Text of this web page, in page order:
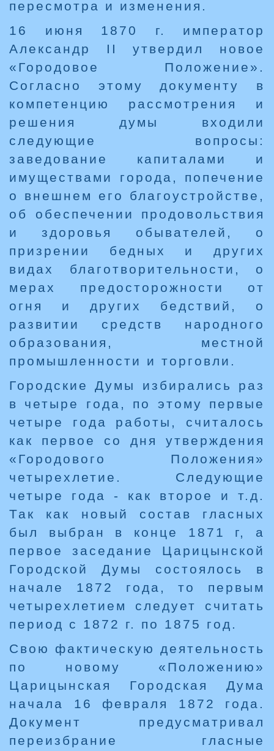
пересмотра и изменения.
16 июня 1870 г. император
Александр II утвердил новое
«Городовое Положение».
Согласно этому документу в
компетенцию рассмотрения и
решения думы входили
следующие вопросы:
заведование капиталами и
имуществами города, попечение
о внешнем его благоустройстве,
об обеспечении продовольствия
и здоровья обывателей, о
призрении бедных и других
видах благотворительности, о
мерах предосторожности от
огня и других бедствий, о
развитии средств народного
образования, местной
промышленности и торговли.
Городские Думы избирались раз
в четыре года, по этому первые
четыре года работы, считалось
как первое со дня утверждения
«Городового Положения»
четырехлетие. Следующие
четыре года - как второе и т.д.
Так как новый состав гласных
был выбран в конце 1871 г, а
первое заседание Царицынской
Городской Думы состоялось в
начале 1872 года, то первым
четырехлетием следует считать
период с 1872 г. по 1875 год.
Свою фактическую деятельность
по новому «Положению»
Царицынская Городская Дума
начала 16 февраля 1872 года.
Документ предусматривал
переизбрание гласные